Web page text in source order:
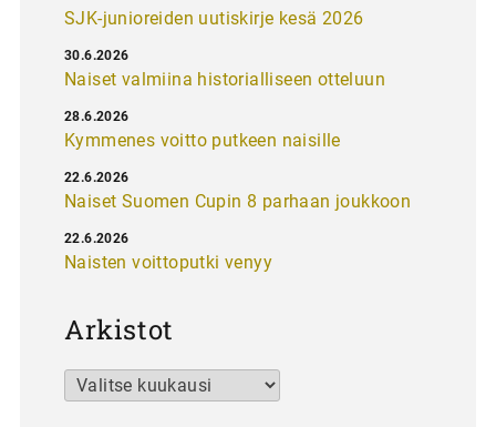
SJK-junioreiden uutiskirje kesä 2026
Naiset valmiina historialliseen otteluun
30.6.2026
Kymmenes voitto putkeen naisille
28.6.2026
Naiset Suomen Cupin 8 parhaan joukkoon
22.6.2026
Naisten voittoputki venyy
22.6.2026
Arkistot
Arkistot